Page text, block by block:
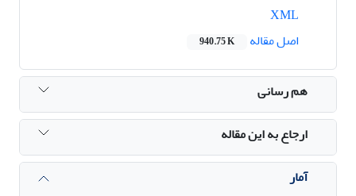
اصل مقاله
940.75 K
هم رسانی
ارجاع به این مقاله
آمار